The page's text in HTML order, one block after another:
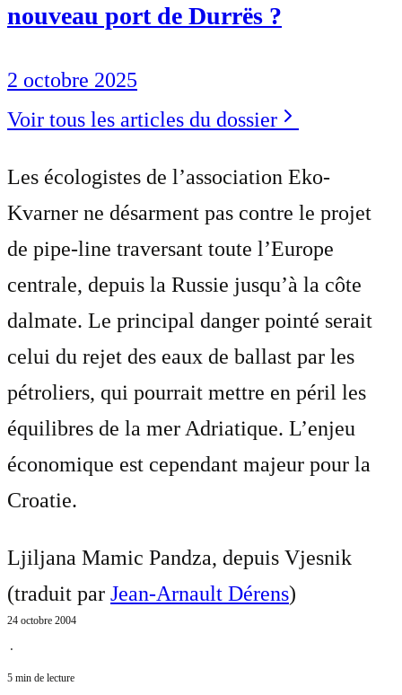
nouveau port de Durrës ?
2 octobre 2025
Voir tous les articles du dossier
Les écologistes de l’association Eko-
Kvarner ne désarment pas contre le projet
de pipe-line traversant toute l’Europe
centrale, depuis la Russie jusqu’à la côte
dalmate. Le principal danger pointé serait
celui du rejet des eaux de ballast par les
pétroliers, qui pourrait mettre en péril les
équilibres de la mer Adriatique. L’enjeu
économique est cependant majeur pour la
Croatie.
Ljiljana Mamic Pandza, depuis Vjesnik
(traduit par Jean-Arnault Dérens)
24 octobre 2004
⋅
5 min de lecture